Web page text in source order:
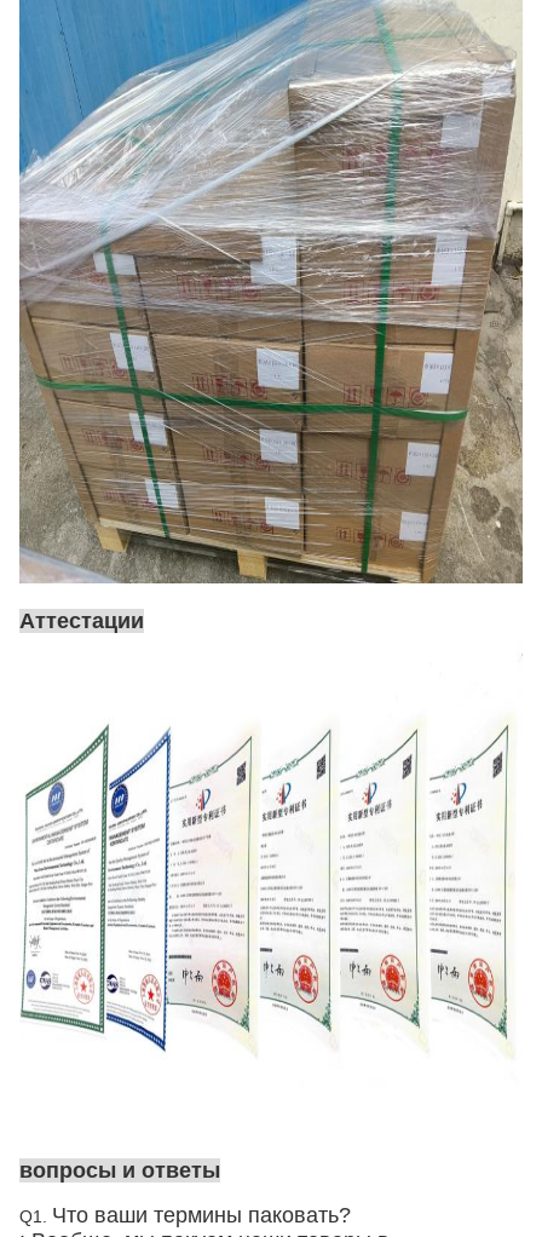
Аттестации
вопросы и ответы
Q1. Что ваши термины паковать?